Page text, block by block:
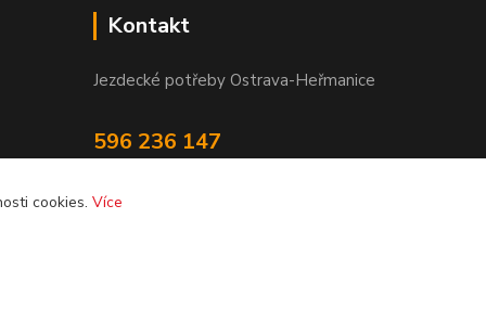
Kontakt
Jezdecké potřeby Ostrava-Heřmanice
596 236 147
cookies. Více